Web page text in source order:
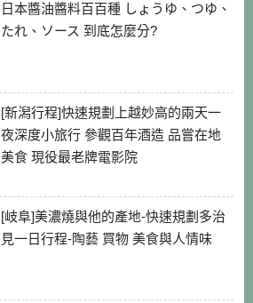
日本醬油醬料百百種 しょうゆ、つゆ、
たれ、ソース 到底怎麼分?
[新潟行程]快速規劃上越妙高的兩天一
夜深度小旅行 參觀百年酒造 品嘗在地
美食 現役最老牌電影院
[岐阜]美濃燒與他的產地-快速規劃多治
見一日行程-陶藝 買物 美食與人情味